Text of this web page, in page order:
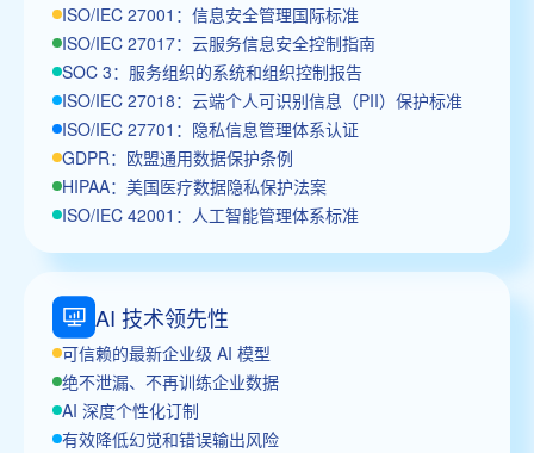
ISO/IEC 27001：信息安全管理国际标准
ISO/IEC 27017：云服务信息安全控制指南
SOC 3：服务组织的系统和组织控制报告
ISO/IEC 27018：云端个人可识别信息（PII）保护标准
ISO/IEC 27701：隐私信息管理体系认证
GDPR：欧盟通用数据保护条例
HIPAA：美国医疗数据隐私保护法案
ISO/IEC 42001：人工智能管理体系标准
AI 技术领先性
可信赖的最新企业级 AI 模型
绝不泄漏、不再训练企业数据
AI 深度个性化订制
有效降低幻觉和错误输出风险